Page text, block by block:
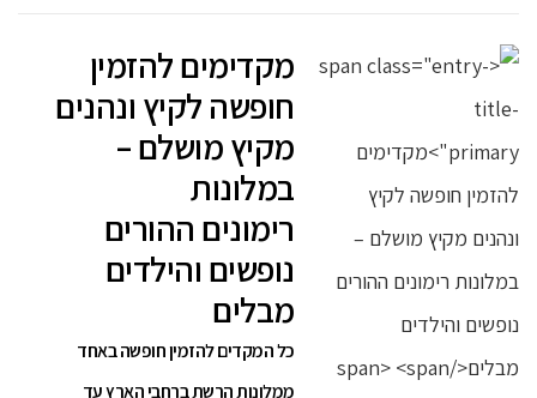
מקדימים להזמין
חופשה לקיץ ונהנים
מקיץ מושלם –
במלונות
רימונים ההורים
נופשים והילדים
מבלים
כל המקדים להזמין חופשה באחד
ממלונות הרשת ברחבי הארץ עד